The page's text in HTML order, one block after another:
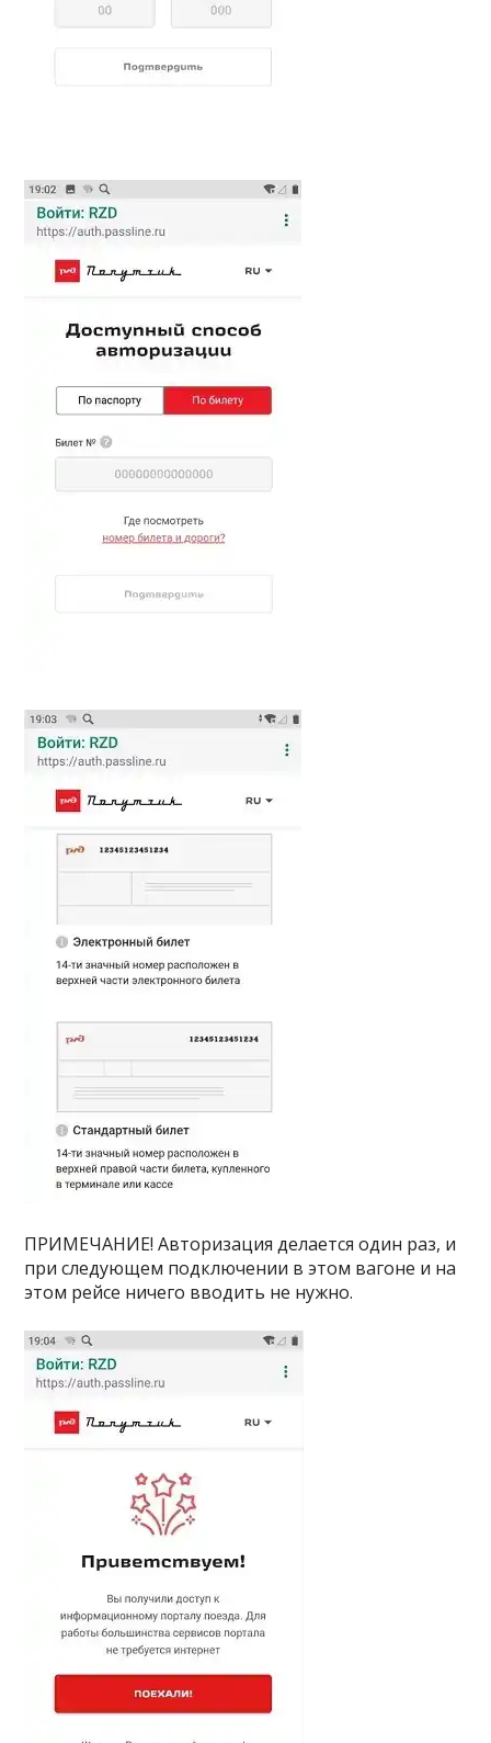
ПРИМЕЧАНИЕ! Авторизация делается один раз, и
при следующем подключении в этом вагоне и на
этом рейсе ничего вводить не нужно.